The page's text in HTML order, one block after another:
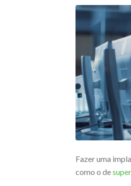
Fazer uma
como o de